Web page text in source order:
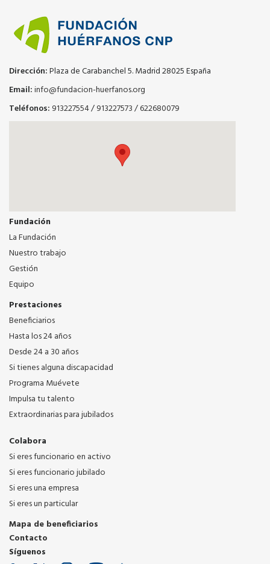
Dirección:Plaza de Carabanchel 5. Madrid 28025 España
Email:info@fundacion-huerfanos.org
Teléfonos: 913227554/913227573/622680079
Fundación
La Fundación
Nuestro trabajo
Gestión
Equipo
Prestaciones
Beneficiarios
Hasta los 24 años
Desde 24 a 30 años
Si tienes alguna discapacidad
Programa Muévete
Impulsa tu talento
Extraordinarias para jubilados
Colabora
Si eres funcionario en activo
Si eres funcionario jubilado
Si eres una empresa
Si eres un particular
Mapa de beneficiarios
Contacto
Síguenos